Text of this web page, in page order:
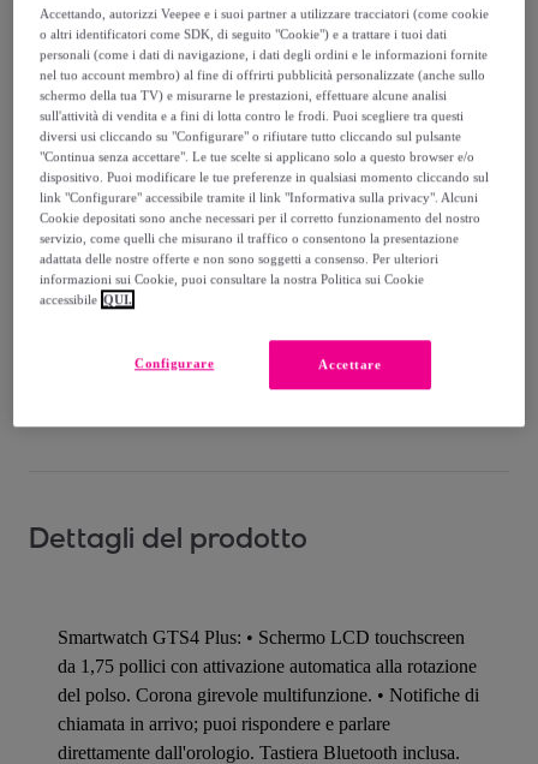
vedi le condizioni
Venduto daEMPRENDIMIENTOS URBANOS
Consegna
Spedizione gratuita
Dettagli del prodotto
Smartwatch GTS4 Plus: • Schermo LCD touchscreen
da 1,75 pollici con attivazione automatica alla rotazione
del polso. Corona girevole multifunzione. • Notifiche di
chiamata in arrivo; puoi rispondere e parlare
direttamente dall'orologio. Tastiera Bluetooth inclusa.
Accettando, autorizzi Veepee e i suoi partner a utilizzare tracciatori (come cookie
o altri identificatori come SDK, di seguito "Cookie") e a trattare i tuoi dati
personali (come i dati di navigazione, i dati degli ordini e le informazioni fornite
nel tuo account membro) al fine di offrirti pubblicità personalizzate (anche sullo
schermo della tua TV) e misurarne le prestazioni, effettuare alcune analisi
sull'attività di vendita e a fini di lotta contro le frodi. Puoi scegliere tra questi
diversi usi cliccando su "Configurare" o rifiutare tutto cliccando sul pulsante
"Continua senza accettare". Le tue scelte si applicano solo a questo browser e/o
dispositivo. Puoi modificare le tue preferenze in qualsiasi momento cliccando sul
link "Configurare" accessibile tramite il link "Informativa sulla privacy". Alcuni
Cookie depositati sono anche necessari per il corretto funzionamento del nostro
servizio, come quelli che misurano il traffico o consentono la presentazione
adattata delle nostre offerte e non sono soggetti a consenso. Per ulteriori
informazioni sui Cookie, puoi consultare la nostra Politica sui Cookie
accessibile QUI.
Accettare
Configurare